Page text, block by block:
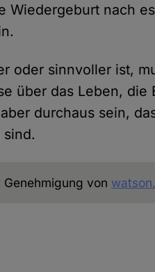
Wiedergeburt nach
oder sinnvoller ist,
über das Leben, die
durchaus sein,
von